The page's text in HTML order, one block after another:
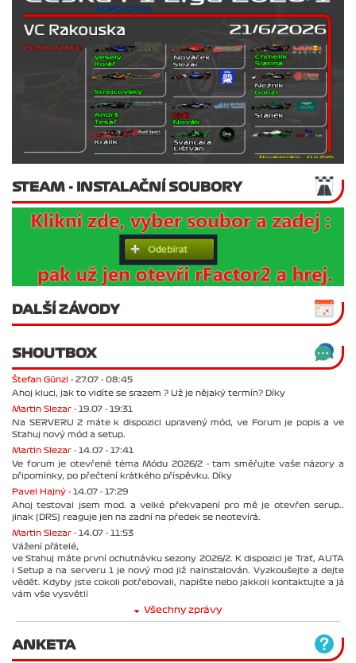
STEAM - INSTALAČNÍ SOUBORY
DALŠÍ ZÁVODY
SHOUTBOX
Štefan Günzl - 27.07 - 08:45
Ahoj kluci, jak to vidíte se srazem ? Už je nějaký termín? Díky
Martin Slezar - 19.07 - 19:31
Na SERVERU 2 máte k dispozici upravený mód, ve Forum je popis a ve
Stahuj nový mód a setup.
Martin Slezar - 14.07 - 17:41
Ve forum je otevřené téma Módu 2026/2 - tam směřujte vaše názory a
připomínky, po přečtení krátkého příspěvku. Díky
Pavel Hajný - 14.07 - 17:29
Ahoj testoval jsem mod. a velké překvapení pro mě je otevřen serup..
jinak (DRS) reaguje jen na zadní na předek se neotevírá.
Martin Slezar - 14.07 - 11:53
Vážení přátelé,
ve Stahuj máte první ochutnávku sezony 2026/2. K dispozici je Trať, AUTA
i Setup a na serveru 1 je nový mod již nainstalován. Vyzkoušejte a dejte
vědět. Kdyby jste cokoli potřebovali, napište nebo jakkoli kontaktujte a já
vám vše vysvětlí
Všechny zprávy
ANKETA